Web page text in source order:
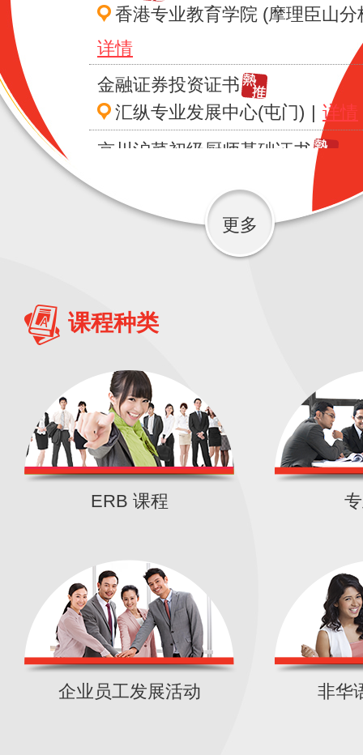
香港专业教育学院 (摩理臣山分
详情
金融证券投资证书
汇纵专业发展中心(屯门) | 详情
京川沪菜初级厨师基础证书
|
职业治疗助理实践技巧 (精神病)
汇纵专业发展中心(荔枝角)
化妆助理基础证书
汇纵专业发展中心(粉岭) | 详情
职业治疗助理基础证书
汇纵专业发展中心(马鞍山) | 详
香港知专设计学院
3D 打印技术II 证书（兼读制）
职业训练局九龙湾大楼
详情
更多
课程种类
ERB 课程
企业员工发展活动 非华